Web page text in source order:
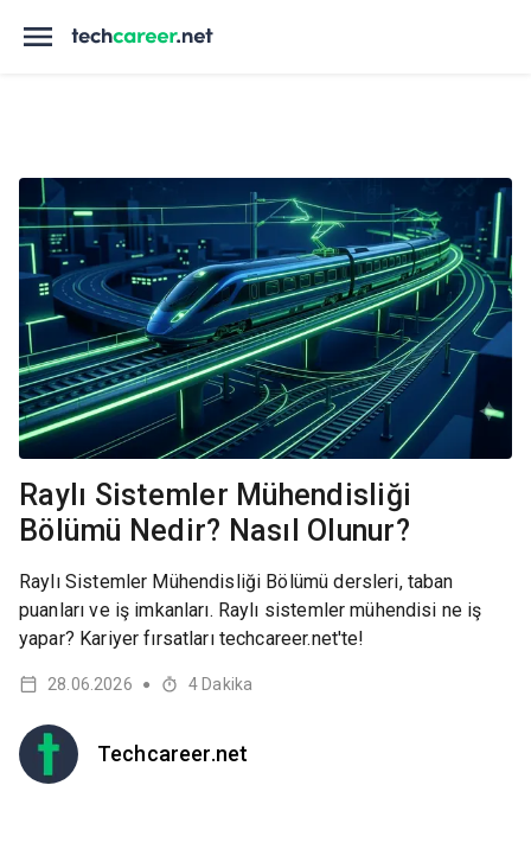
Raylı Sistemler Mühendisliği
Bölümü Nedir? Nasıl Olunur?
Raylı Sistemler Mühendisliği Bölümü dersleri, taban
puanları ve iş imkanları. Raylı sistemler mühendisi ne iş
yapar? Kariyer fırsatları techcareer.net'te!
Techcareer.net
28.06.2026 ● 4 Dakika